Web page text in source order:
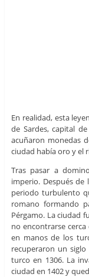
En realidad, esta
de Sardes, capital
acuñaron monedas
ciudad había oro y el
Tras pasar a
imperio. Después
periodo turbulento
romano formando
Pérgamo. La ciudad
no encontrarse
en manos de los
recuperaron un
turco en 1306. La
ciudad en 1402 y